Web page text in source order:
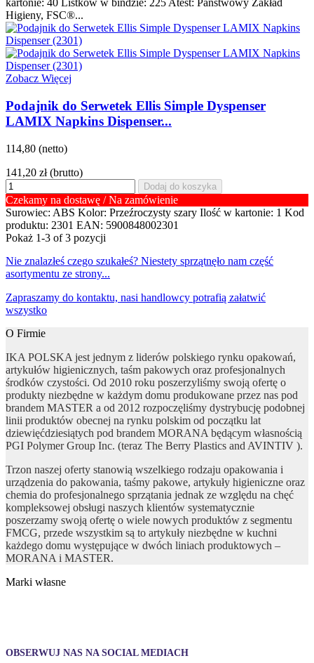
kartonie: 40 Listków w bindzie: 225 Atest: Państwowy Zakład
Higieny, FSC®...
Zobacz Więcej
Podajnik do Serwetek Ellis Simple Dyspenser
LAMIX Napkins Dispenser...
114,80 (netto)
141,20 zł (brutto)
Dodaj do koszyka
Czekamy na dostawę / Na zamówienie
Surowiec: ABS Kolor: Przeźroczysty szary Ilość w kartonie: 1 Kod
produktu: 2301 EAN: 5900848002301
Pokaż 1-3 of 3 pozycji
Nie znalazłeś czego szukałeś? Niestety sprzątnęło nam część
asortymentu ze strony...
Zapraszamy do kontaktu, nasi handlowcy potrafią załatwić
wszystko
O Firmie
IKA POLSKA jest jednym z liderów polskiego rynku opakowań,
artykułów higienicznych, taśm pakowych oraz profesjonalnych
środków czystości. Od 2010 roku poszerzyliśmy swoją ofertę o
produkty niezbędne w każdym domu produkowane przez nas pod
brandem MASTER a od 2012 rozpoczęliśmy dystrybucję podobnej
linii produktów obecnej na rynku polskim od początku lat
dziewięćdziesiątych pod brandem MORANA będącym własnością
PGI Polymer Group Inc. (teraz The Berry Plastics and AVINTIV ).
Trzon naszej oferty stanowią wszelkiego rodzaju opakowania i
urządzenia do pakowania, taśmy pakowe, artykuły higieniczne oraz
chemia do profesjonalnego sprzątania jednak ze względu na chęć
kompleksowej obsługi naszych klientów systematycznie
poszerzamy swoją ofertę o wiele nowych produktów z segmentu
FMCG, przede wszystkim są to artykuły niezbędne w kuchni
każdego domu występujące w dwóch liniach produktowych –
MORANA i MASTER.
Marki własne
OBSERWUJ NAS NA SOCIAL MEDIACH